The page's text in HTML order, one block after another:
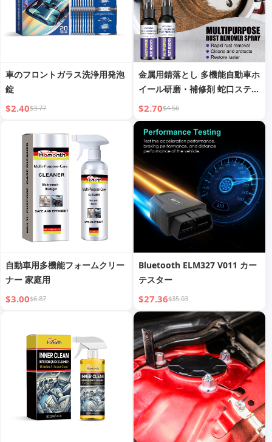
車のフロントガラス洗浄用発泡
錠
$2.40$3.77
金属用錆落とし 多機能自動車ホ
イール研磨・補修剤 蛇口ステン
レス鋼用錆落とし
$2.70$4.56
自動車用多機能フォームクリー
ナー 家庭用
$3.00$6.87
Bluetooth ELM327 V011 カー
テスター
$27.36$35.03